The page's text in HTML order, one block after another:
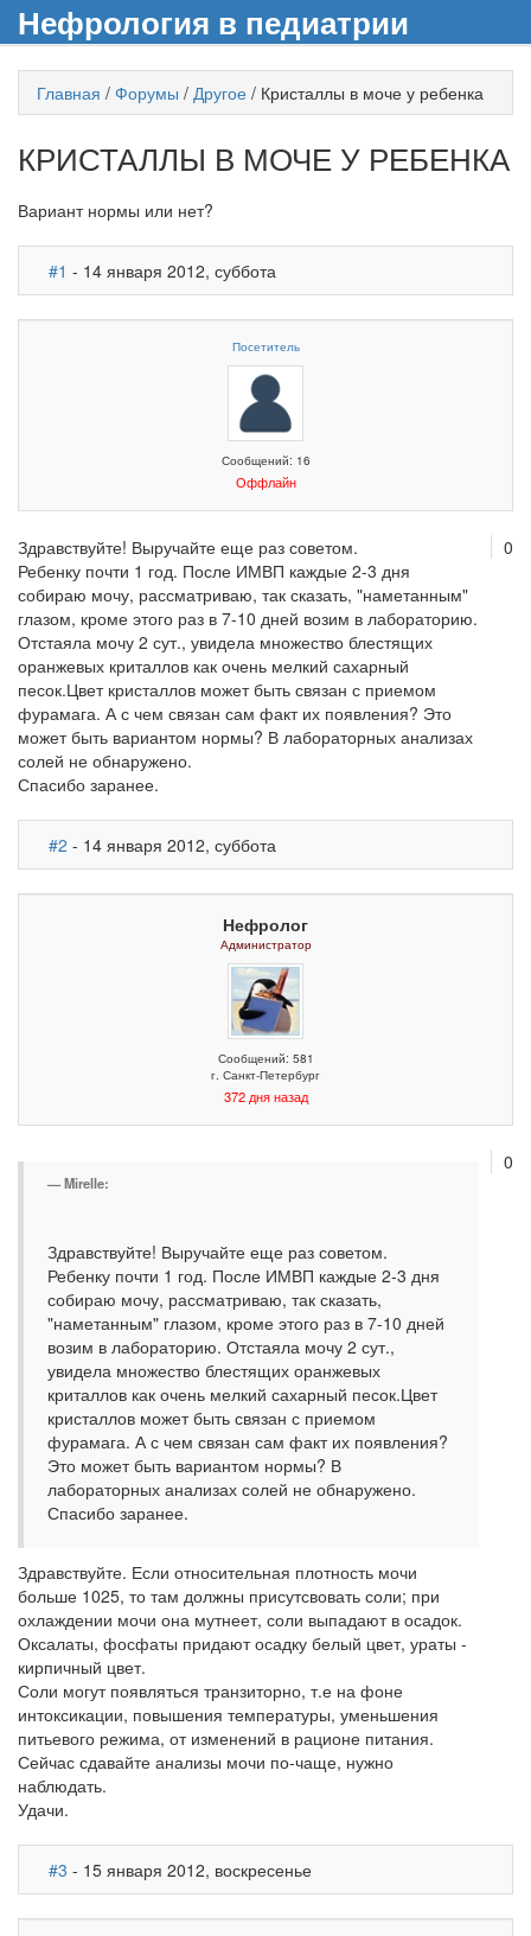
Нефрология в педиатрии
Главная / Форумы / Другое / Кристаллы в моче у ребенка
КРИСТАЛЛЫ В МОЧЕ У РЕБЕНКА
Вариант нормы или нет?
#1 - 14 января 2012, суббота
Посетитель
Сообщений: 16
Оффлайн
0
Здравствуйте! Выручайте еще раз советом.
Ребенку почти 1 год. После ИМВП каждые 2-3 дня
собираю мочу, рассматриваю, так сказать, "наметанным"
глазом, кроме этого раз в 7-10 дней возим в лабораторию.
Отстаяла мочу 2 сут., увидела множество блестящих
оранжевых криталлов как очень мелкий сахарный
песок.Цвет кристаллов может быть связан с приемом
фурамага. А с чем связан сам факт их появления? Это
может быть вариантом нормы? В лабораторных анализах
солей не обнаружено.
Спасибо заранее.
#2 - 14 января 2012, суббота
Нефролог
Администратор
Сообщений: 581
г. Санкт-Петербург
372 дня назад
0
Mirelle:
Здравствуйте! Выручайте еще раз советом.
Ребенку почти 1 год. После ИМВП каждые 2-3 дня
собираю мочу, рассматриваю, так сказать,
"наметанным" глазом, кроме этого раз в 7-10 дней
возим в лабораторию. Отстаяла мочу 2 сут.,
увидела множество блестящих оранжевых
криталлов как очень мелкий сахарный песок.Цвет
кристаллов может быть связан с приемом
фурамага. А с чем связан сам факт их появления?
Это может быть вариантом нормы? В
лабораторных анализах солей не обнаружено.
Спасибо заранее.
Здравствуйте. Если относительная плотность мочи
больше 1025, то там должны присутсвовать соли; при
охлаждении мочи она мутнеет, соли выпадают в осадок.
Оксалаты, фосфаты придают осадку белый цвет, ураты -
кирпичный цвет.
Соли могут появляться транзиторно, т.е на фоне
интоксикации, повышения температуры, уменьшения
питьевого режима, от изменений в рационе питания.
Сейчас сдавайте анализы мочи по-чаще, нужно
наблюдать.
Удачи.
#3 - 15 января 2012, воскресенье